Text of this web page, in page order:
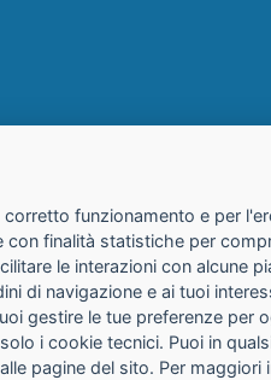
funzionamento e per
finalità statistiche per
le interazioni con alcune
di navigazione e ai tuoi
gestire le tue preferenze per
i cookie tecnici. Puoi in
pagine del sito. Per maggiori